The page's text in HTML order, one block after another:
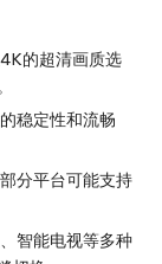
的超清画质选
稳定性和流畅
分平台可能支持
智能电视等多种